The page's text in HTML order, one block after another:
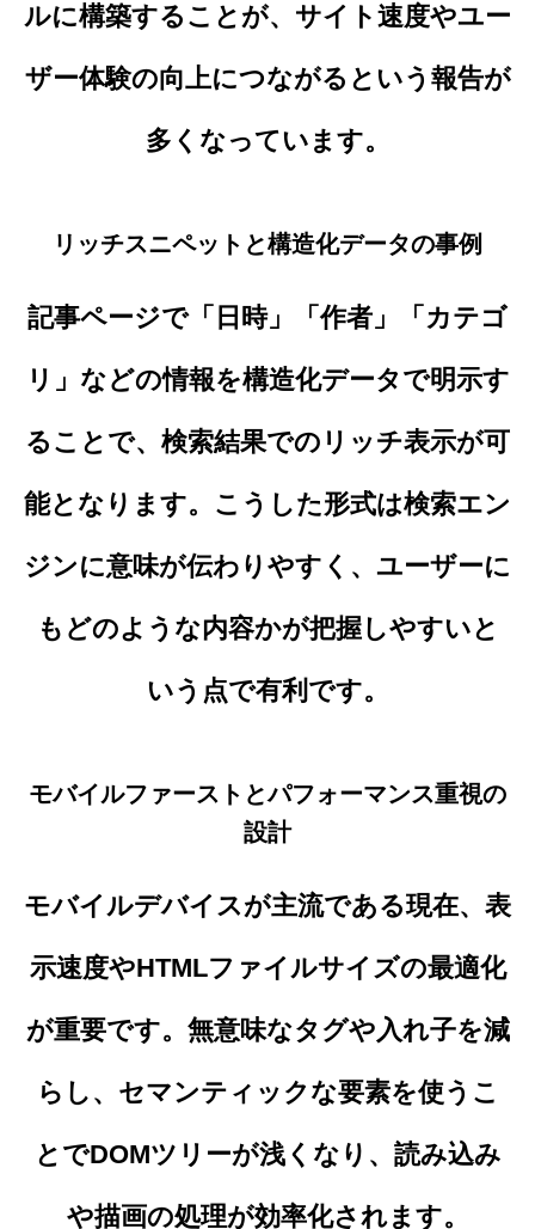
ルに構築することが、サイト速度やユー
ザー体験の向上につながるという報告が
多くなっています。
リッチスニペットと構造化データの事例
記事ページで「日時」「作者」「カテゴ
リ」などの情報を構造化データで明示す
ることで、検索結果でのリッチ表示が可
能となります。こうした形式は検索エン
ジンに意味が伝わりやすく、ユーザーに
もどのような内容かが把握しやすいと
いう点で有利です。
モバイルファーストとパフォーマンス重視の
設計
モバイルデバイスが主流である現在、表
示速度やHTMLファイルサイズの最適化
が重要です。無意味なタグや入れ子を減
らし、セマンティックな要素を使うこ
とでDOMツリーが浅くなり、読み込み
や描画の処理が効率化されます。